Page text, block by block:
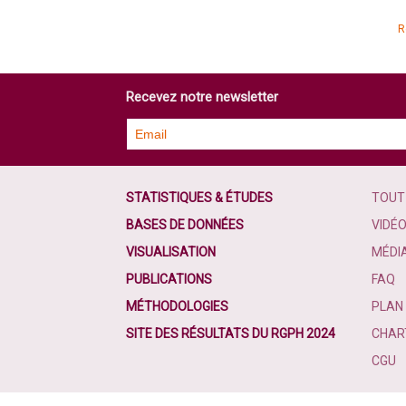
Recevez notre newsletter
STATISTIQUES & ÉTUDES
BASES DE DONNÉES
VISUALISATION
PUBLICATIONS
MÉTHODOLOGIES
SITE DES RÉSULTATS DU RGPH 2024
FAQ
PLAN
CGU